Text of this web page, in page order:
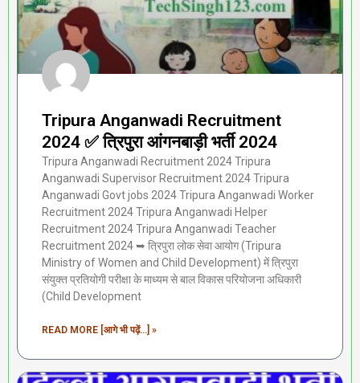
Tripura Anganwadi Recruitment
2024 ✅ त्रिपुरा आंगनबाड़ी भर्ती 2024
Tripura Anganwadi Recruitment 2024 Tripura
Anganwadi Supervisor Recruitment 2024 Tripura
Anganwadi Govt jobs 2024 Tripura Anganwadi Worker
Recruitment 2024 Tripura Anganwadi Helper
Recruitment 2024 Tripura Anganwadi Teacher
Recruitment 2024 ➥ त्रिपुरा लोक सेवा आयोग (Tripura
Ministry of Women and Child Development) में त्रिपुरा
संयुक्त प्रतियोगी परीक्षा के माध्यम से बाल विकास परियोजना अधिकारी
(Child Development
READ MORE [आगे भी पढ़ें...] »